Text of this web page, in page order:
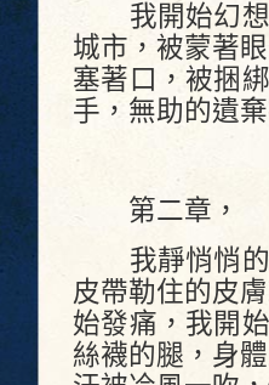
我開始幻想
城市，被蒙著
塞著口，被捆
手，無助的遺
生
第二章，
我靜悄悄的
皮帶勒住的皮
始發痛，我開
絲襪的腿，身